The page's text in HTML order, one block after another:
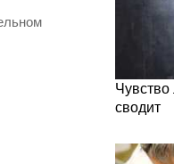
сводит